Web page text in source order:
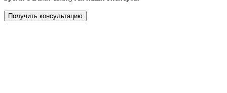
Получить консультацию